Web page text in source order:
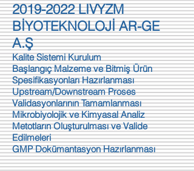
2019-2022LIVYZM
BİYOTEKNOLOJİ AR-GE
A.Ş
Kalite Sistemi Kurulum
Başlangıç Malzeme ve Bitmiş Ürün
Spesifikasyonları Hazırlanması
Upstream/Downstream Proses
Validasyonlarının Tamamlanması
Mikrobiyolojik ve Kimyasal Analiz
Metotların Oluşturulması ve Valide
Edilmeleri
GMP Dokümantasyon Hazırlanması